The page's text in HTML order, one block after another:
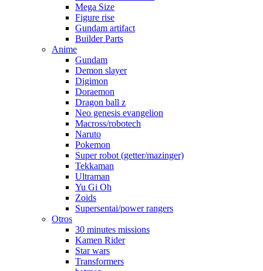
Mega Size
Figure rise
Gundam artifact
Builder Parts
Anime
Gundam
Demon slayer
Digimon
Doraemon
Dragon ball z
Neo genesis evangelion
Macross/robotech
Naruto
Pokemon
Super robot (getter/mazinger)
Tekkaman
Ultraman
Yu Gi Oh
Zoids
Supersentai/power rangers
Otros
30 minutes missions
Kamen Rider
Star wars
Transformers